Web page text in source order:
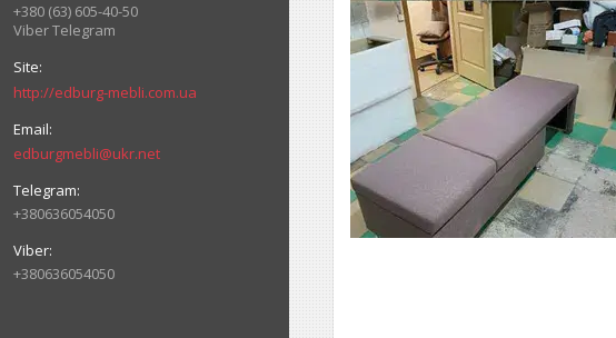
+380 (63) 605-40-50
Viber Telegram
http://edburg-mebli.com.ua
edburgmebli@ukr.net
+380636054050
+380636054050